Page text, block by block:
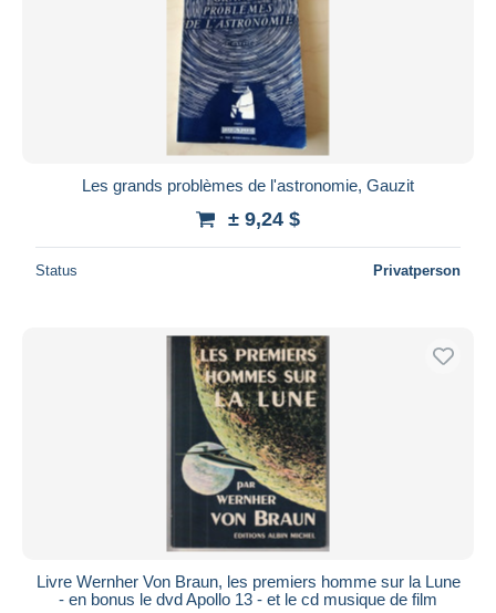
Les grands problèmes de l'astronomie, Gauzit
± 9,24 $
Status Privatperson
Livre Wernher Von Braun, les premiers homme sur la Lune
- en bonus le dvd Apollo 13 - et le cd musique de film